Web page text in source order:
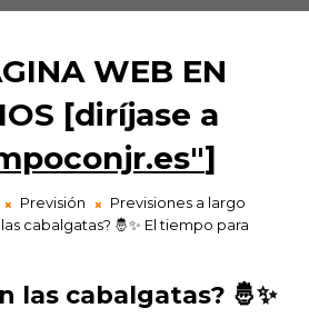
WEB EN
[diríjase a
]
Previsión
Previsiones a largo
cabalgatas? 🤴✨ El tiempo para
las cabalgatas? 🤴✨